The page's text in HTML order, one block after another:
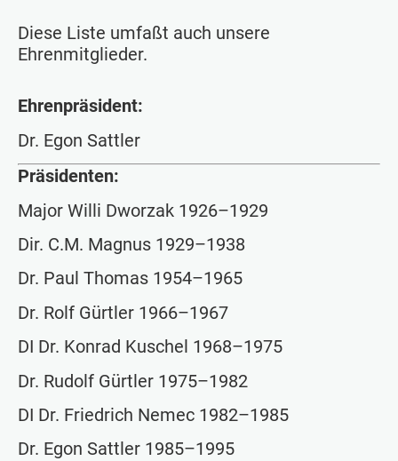
Diese Liste umfaßt auch unsere
Ehrenmitglieder.
Ehrenpräsident:
Dr. Egon Sattler
Präsidenten:
Major Willi Dworzak 1926–1929
Dir. C.M. Magnus 1929–1938
Dr. Paul Thomas 1954–1965
Dr. Rolf Gürtler 1966–1967
DI Dr. Konrad Kuschel 1968–1975
Dr. Rudolf Gürtler 1975–1982
DI Dr. Friedrich Nemec 1982–1985
Dr. Egon Sattler 1985–1995